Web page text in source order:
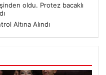
oldu. Protez bacaklı
Altına Alındı